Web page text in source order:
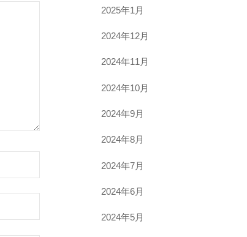
2025年1月
2024年12月
2024年11月
2024年10月
2024年9月
2024年8月
2024年7月
2024年6月
2024年5月